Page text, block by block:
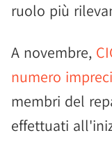
ruolo più
A novembre,
numero
membri del
effettuati